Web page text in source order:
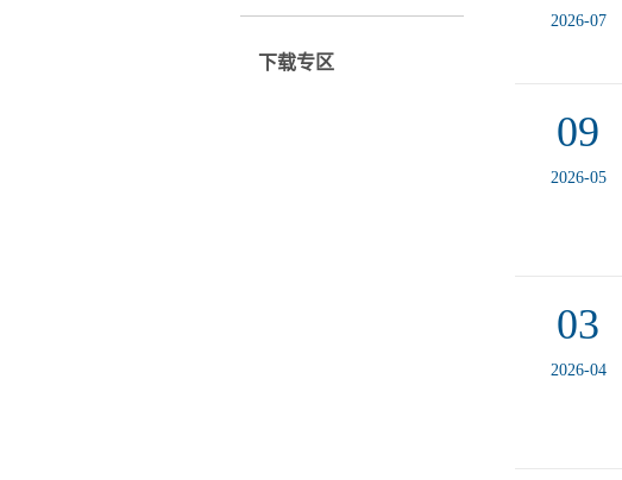
下载专区
2026-07
09
2026-05
03
2026-04